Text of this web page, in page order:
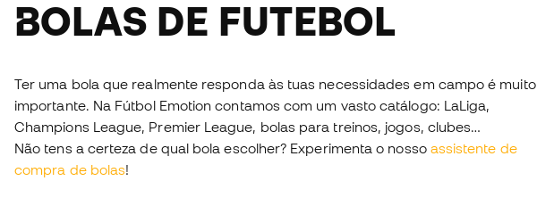
BOLAS DE FUTEBOL
Ter uma bola que realmente responda às tuas necessidades em campo é muito
importante. Na Fútbol Emotion contamos com um vasto catálogo: LaLiga,
Champions League, Premier League, bolas para treinos, jogos, clubes…
Não tens a certeza de qual bola escolher? Experimenta o nosso assistente de
compra de bolas!